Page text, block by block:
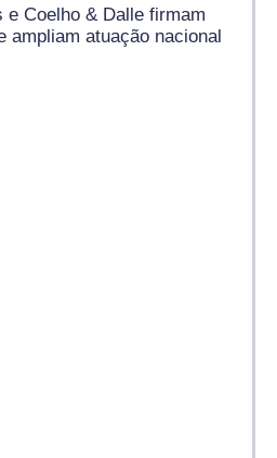
e Coelho & Dalle firmam
ampliam atuação nacional